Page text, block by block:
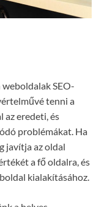
SEO-
tenni a
az eredeti, és
problémákat. Ha
javítja az oldal
a fő oldalra, és
kialakításához.